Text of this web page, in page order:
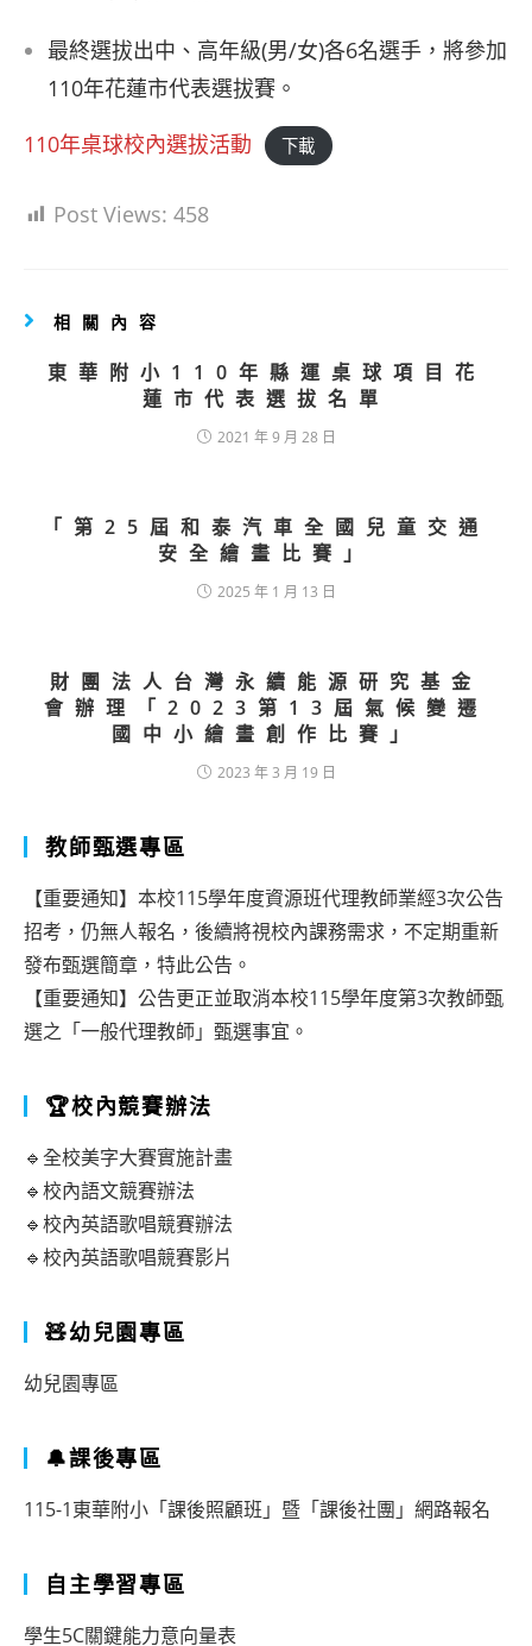
最終選拔出中、高年級(男/女)各6名選手，將參加
110年花蓮市代表選拔賽。
110年桌球校內選拔活動
下載
Post Views: 458
相關內容
東華附小110年縣運桌球項目花
蓮市代表選拔名單
2021 年 9 月 28 日
「第25屆和泰汽車全國兒童交通
安全繪畫比賽」
2025 年 1 月 13 日
財團法人台灣永續能源研究基金
會辦理「2023第13屆氣候變遷
國中小繪畫創作比賽」
2023 年 3 月 19 日
教師甄選專區
【重要通知】本校115學年度資源班代理教師業經3次公告
招考，仍無人報名，後續將視校內課務需求，不定期重新
發布甄選簡章，特此公告。
【重要通知】公告更正並取消本校115學年度第3次教師甄
選之「一般代理教師」甄選事宜。
🏆校內競賽辦法
🔹全校美字大賽實施計畫
🔹校內語文競賽辦法
🔹校內英語歌唱競賽辦法
🔹校內英語歌唱競賽影片
🧸幼兒園專區
幼兒園專區
🔔課後專區
115-1東華附小「課後照顧班」暨「課後社團」網路報名
自主學習專區
學生5C關鍵能力意向量表